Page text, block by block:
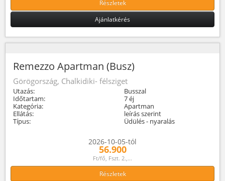
Részletek
Ajánlatkérés
Remezzo Apartman (Busz)
Görögország, Chalkidiki- félsziget
Utazás:
Busszal
Időtartam:
7 éj
Kategória:
Apartman
Ellátás:
leírás szerint
Típus:
Üdülés - nyaralás
2026-10-05-tól
56.900
Ft/fő, Fszt. 2.,...
Részletek